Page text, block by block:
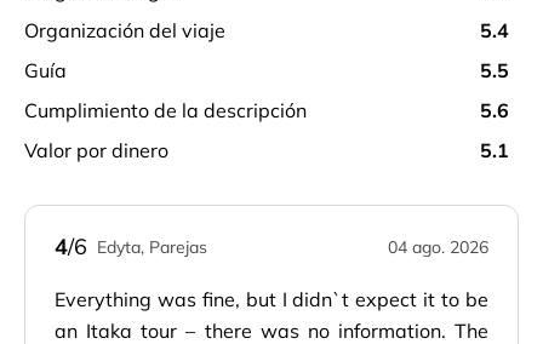
organización del viaje
5.4
guía
5.5
cumplimiento de la descripción
5.6
valor por dinero
5.1
4/6 Edyta, Parejas 04 ago. 2026
Everything was fine, but I didn`t expect it to be
an Itaka tour – there was no information. The